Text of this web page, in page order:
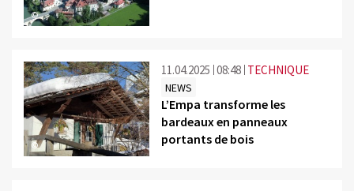
©
©
11.04.2025 08:48 TECHNIQUE
NEWS
L’Empa transforme les
bardeaux en panneaux
portants de bois